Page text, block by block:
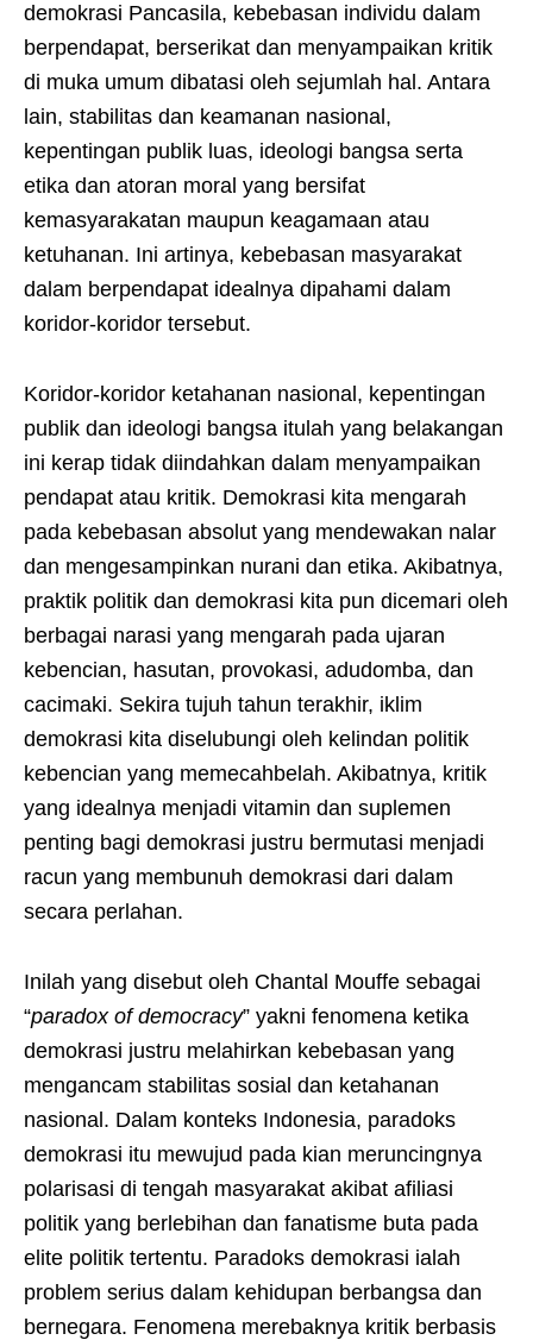
demokrasi Pancasila, kebebasan individu dalam
berpendapat, berserikat dan menyampaikan kritik
di muka umum dibatasi oleh sejumlah hal. Antara
lain, stabilitas dan keamanan nasional,
kepentingan publik luas, ideologi bangsa serta
etika dan atoran moral yang bersifat
kemasyarakatan maupun keagamaan atau
ketuhanan. Ini artinya, kebebasan masyarakat
dalam berpendapat idealnya dipahami dalam
koridor-koridor tersebut.
Koridor-koridor ketahanan nasional, kepentingan
publik dan ideologi bangsa itulah yang belakangan
ini kerap tidak diindahkan dalam menyampaikan
pendapat atau kritik. Demokrasi kita mengarah
pada kebebasan absolut yang mendewakan nalar
dan mengesampinkan nurani dan etika. Akibatnya,
praktik politik dan demokrasi kita pun dicemari oleh
berbagai narasi yang mengarah pada ujaran
kebencian, hasutan, provokasi, adudomba, dan
cacimaki. Sekira tujuh tahun terakhir, iklim
demokrasi kita diselubungi oleh kelindan politik
kebencian yang memecahbelah. Akibatnya, kritik
yang idealnya menjadi vitamin dan suplemen
penting bagi demokrasi justru bermutasi menjadi
racun yang membunuh demokrasi dari dalam
secara perlahan.
Inilah yang disebut oleh Chantal Mouffe sebagai
“paradox of democracy” yakni fenomena ketika
demokrasi justru melahirkan kebebasan yang
mengancam stabilitas sosial dan ketahanan
nasional. Dalam konteks Indonesia, paradoks
demokrasi itu mewujud pada kian meruncingnya
polarisasi di tengah masyarakat akibat afiliasi
politik yang berlebihan dan fanatisme buta pada
elite politik tertentu. Paradoks demokrasi ialah
problem serius dalam kehidupan berbangsa dan
bernegara. Fenomena merebaknya kritik berbasis